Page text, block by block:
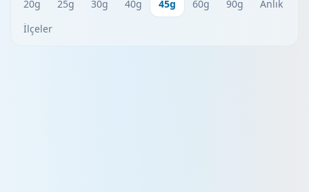
20g
25g 30g 40g 45g 60g 90g
Anlık
İlçeler